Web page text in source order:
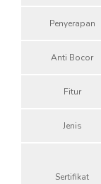
Penyerapan
Anti Bocor
Fitur
Jenis
Sertifikat